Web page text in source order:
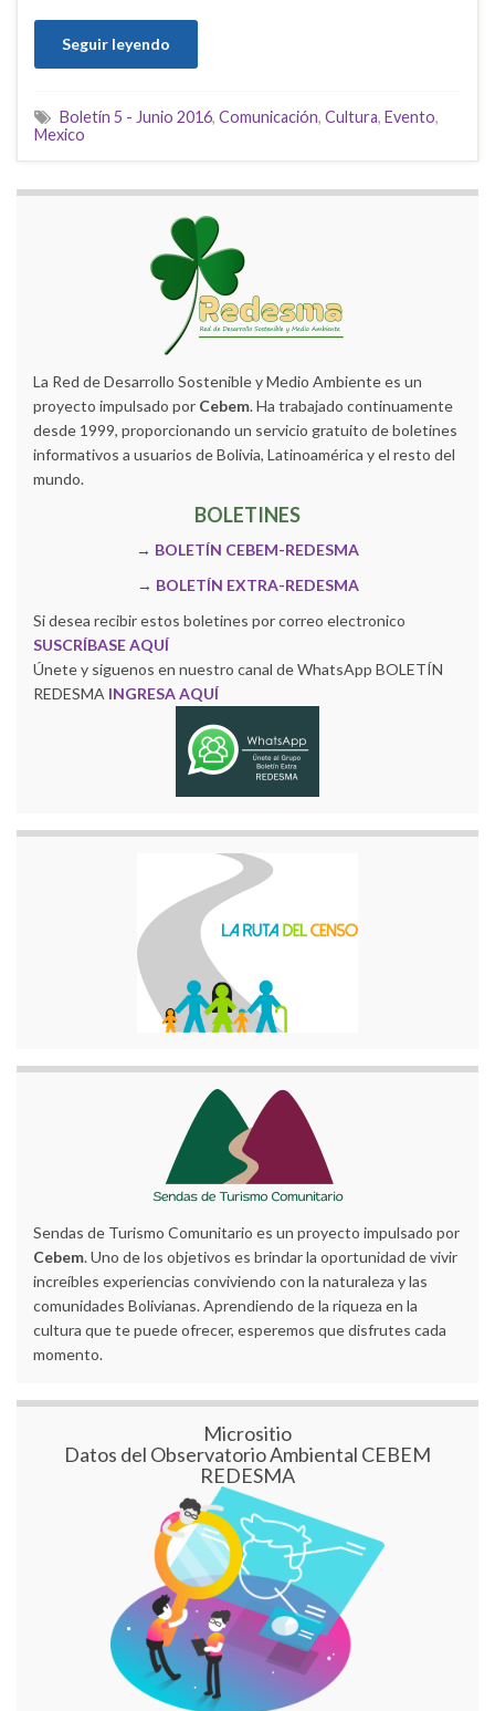
Seguir leyendo
Boletín 5 - Junio 2016, Comunicación, Cultura, Evento,
Mexico
La Red de Desarrollo Sostenible y Medio Ambiente es un
proyecto impulsado por Cebem. Ha trabajado continuamente
desde 1999, proporcionando un servicio gratuito de boletines
informativos a usuarios de Bolivia, Latinoamérica y el resto del
mundo.
BOLETINES
→ BOLETÍN CEBEM-REDESMA
→ BOLETÍN EXTRA-REDESMA
Si desea recibir estos boletines por correo electronico
SUSCRÍBASE AQUÍ
Únete y siguenos en nuestro canal de WhatsApp BOLETÍN
REDESMA INGRESA AQUÍ
Sendas de Turismo Comunitario es un proyecto impulsado por
Cebem. Uno de los objetivos es brindar la oportunidad de vivir
increíbles experiencias conviviendo con la naturaleza y las
comunidades Bolivianas. Aprendiendo de la riqueza en la
cultura que te puede ofrecer, esperemos que disfrutes cada
momento.
Micrositio
Datos del Observatorio Ambiental CEBEM
REDESMA